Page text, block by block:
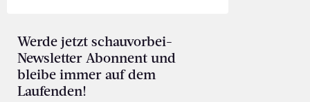
Werde jetzt schauvorbei-
Newsletter Abonnent und
bleibe immer auf dem
Laufenden!